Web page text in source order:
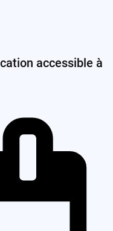
accessible à